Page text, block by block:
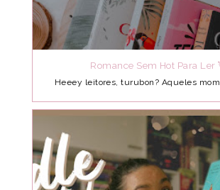
Romance Sem Hot Para Ler
Heeey leitores, turubon? Aqueles